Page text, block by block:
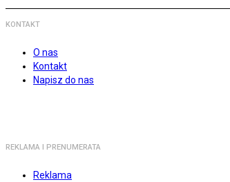
KONTAKT
O nas
Kontakt
Napisz do nas
REKLAMA I PRENUMERATA
Reklama